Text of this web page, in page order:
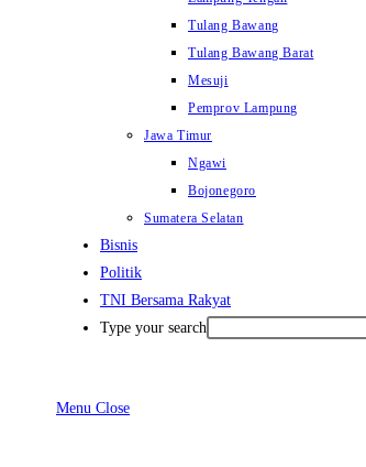
Tulang Bawang
Tulang Bawang Barat
Mesuji
Pemprov Lampung
Jawa Timur
Ngawi
Bojonegoro
Sumatera Selatan
Bisnis
Politik
TNI Bersama Rakyat
Type your search
Menu Close